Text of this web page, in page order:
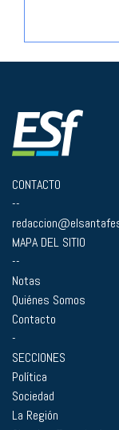
CONTACTO
--
MAPA DEL SITIO
--
Notas
Quiénes Somos
Contacto
-
SECCIONES
Política
Sociedad
La Región